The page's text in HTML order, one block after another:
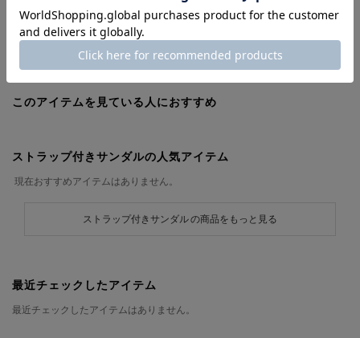
このアイテムを見ている人におすすめ
ストラップ付きサンダルの人気アイテム
現在おすすめアイテムはありません。
ストラップ付きサンダル の商品をもっと見る
最近チェックしたアイテム
最近チェックしたアイテムはありません。